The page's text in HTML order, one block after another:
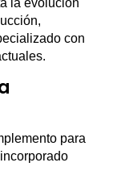
la evolución
con
para